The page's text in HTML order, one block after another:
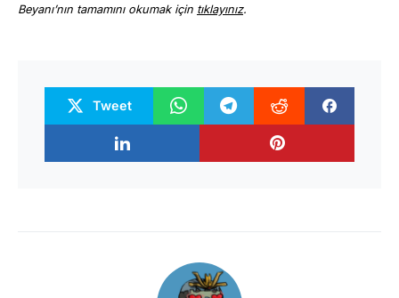
Beyanı’nın tamamını okumak için tıklayınız.
Tweet